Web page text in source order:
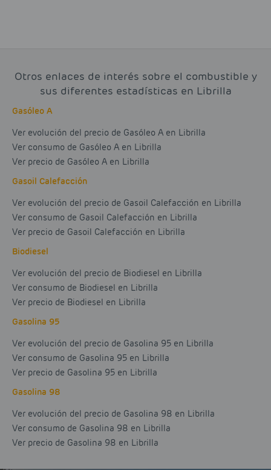
Otros enlaces de interés sobre el combustible y
sus diferentes estadísticas en Librilla
Gasóleo A
Ver evolución del precio de Gasóleo A en Librilla
Ver consumo de Gasóleo A en Librilla
Ver precio de Gasóleo A en Librilla
Gasoil Calefacción
Ver evolución del precio de Gasoil Calefacción en Librilla
Ver consumo de Gasoil Calefacción en Librilla
Ver precio de Gasoil Calefacción en Librilla
Biodiesel
Ver evolución del precio de Biodiesel en Librilla
Ver consumo de Biodiesel en Librilla
Ver precio de Biodiesel en Librilla
Gasolina 95
Ver evolución del precio de Gasolina 95 en Librilla
Ver consumo de Gasolina 95 en Librilla
Ver precio de Gasolina 95 en Librilla
Gasolina 98
Ver evolución del precio de Gasolina 98 en Librilla
Ver consumo de Gasolina 98 en Librilla
Ver precio de Gasolina 98 en Librilla